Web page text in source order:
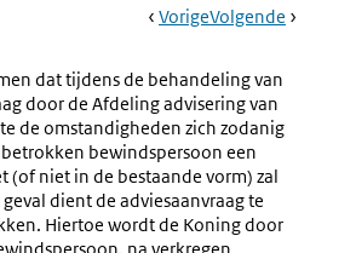
Book
Ga
VorigePagina:
Planning
Ga
Volgende Pagina:
dat tijdens de behandeling van
door de Afdeling advisering van
de omstandigheden zich zodanig
bewindspersoon een
(of niet in de bestaande vorm) zal
dient de adviesaanvraag te
Hiertoe wordt de Koning door